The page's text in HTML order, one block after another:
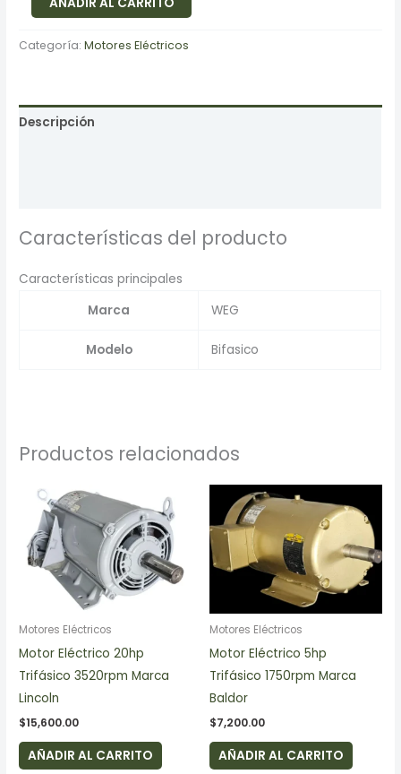
Categoría:Motores Eléctricos
Descripción
Características del producto
Características principales
Marca
WEG
Modelo Bifasico
Productos relacionados
Motores Eléctricos
Motor Eléctrico 20hp
Trifásico 3520rpm Marca
Lincoln
$15,600.00
AÑADIR AL CARRITO
Motores Eléctricos
Motor Eléctrico 5hp
Trifásico 1750rpm Marca
Baldor
$7,200.00
AÑADIR AL CARRITO